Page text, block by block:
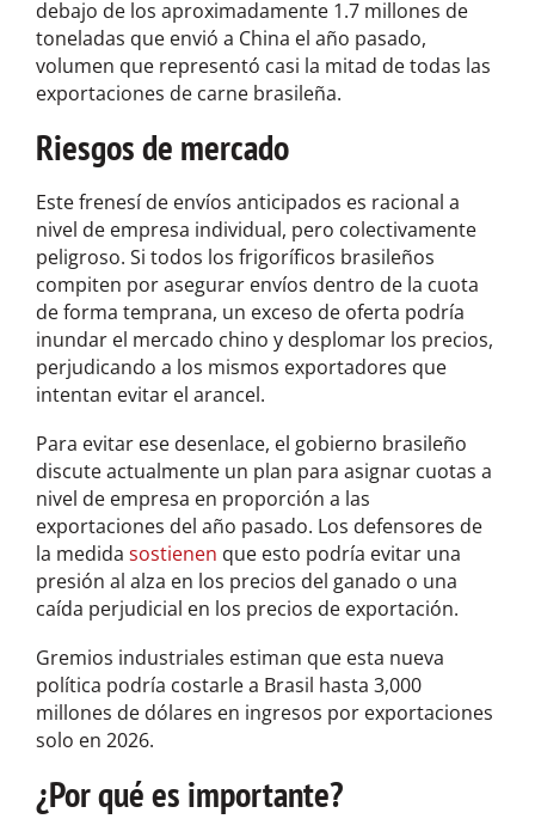
debajo de los aproximadamente 1.7 millones de
toneladas que envió a China el año pasado,
volumen que representó casi la mitad de todas las
exportaciones de carne brasileña.
Riesgos de mercado
Este frenesí de envíos anticipados es racional a
nivel de empresa individual, pero colectivamente
peligroso. Si todos los frigoríficos brasileños
compiten por asegurar envíos dentro de la cuota
de forma temprana, un exceso de oferta podría
inundar el mercado chino y desplomar los precios,
perjudicando a los mismos exportadores que
intentan evitar el arancel.
Para evitar ese desenlace, el gobierno brasileño
discute actualmente un plan para asignar cuotas a
nivel de empresa en proporción a las
exportaciones del año pasado. Los defensores de
la medida sostienen que esto podría evitar una
presión al alza en los precios del ganado o una
caída perjudicial en los precios de exportación.
Gremios industriales estiman que esta nueva
política podría costarle a Brasil hasta 3,000
millones de dólares en ingresos por exportaciones
solo en 2026.
¿Por qué es importante?